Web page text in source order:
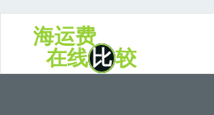
海运费
在线比较